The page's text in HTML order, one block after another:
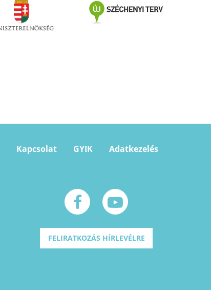
Kapcsolat GYIK Adatkezelés
FELIRATKOZÁS HÍRLEVÉLRE